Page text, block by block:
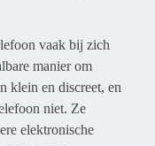
vaak bij zich
manier om
klein en discreet, en
niet. Ze
elektronische